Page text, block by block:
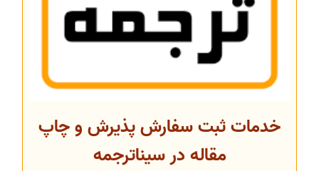
خدمات ثبت سفارش پذیرش و چاپ
مقاله در سیناترجمه